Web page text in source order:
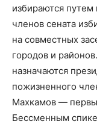
избираются путем
членов сената
на совместных
городов и
назначаются
пожизненного
Махкамов —
Бессменным